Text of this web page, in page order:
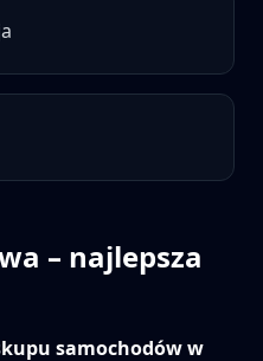
– najlepsza
samochodów w